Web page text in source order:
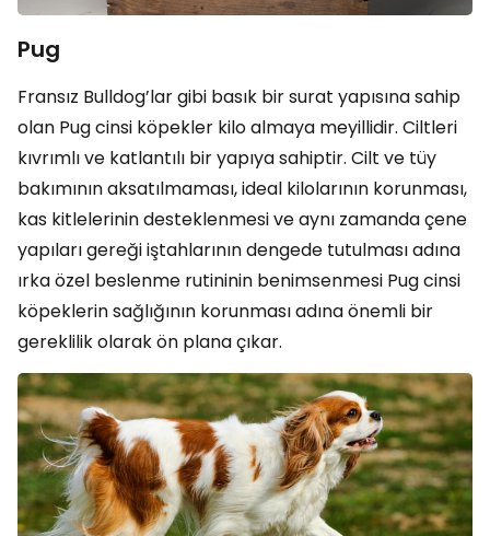
Pug
Fransız Bulldog’lar gibi basık bir surat yapısına sahip
olan Pug cinsi köpekler kilo almaya meyillidir. Ciltleri
kıvrımlı ve katlantılı bir yapıya sahiptir. Cilt ve tüy
bakımının aksatılmaması, ideal kilolarının korunması,
kas kitlelerinin desteklenmesi ve aynı zamanda çene
yapıları gereği iştahlarının dengede tutulması adına
ırka özel beslenme rutininin benimsenmesi Pug cinsi
köpeklerin sağlığının korunması adına önemli bir
gereklilik olarak ön plana çıkar.